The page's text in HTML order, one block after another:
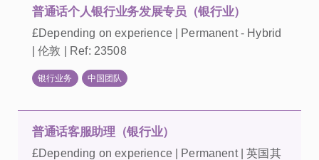
普通话个人银行业务发展专员（银行业）
£Depending on experience | Permanent - Hybrid
| 伦敦 | Ref: 23508
银行业务 中国团队
普通话客服助理（银行业）
£Depending on experience | Permanent | 英国其